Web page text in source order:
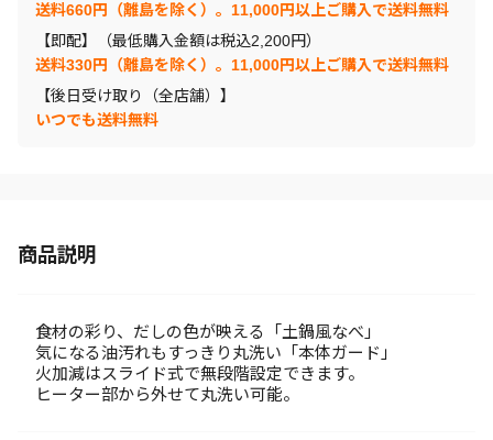
送料660円（離島を除く）。11,000円以上ご購入で送料無料
【即配】（最低購入金額は税込2,200円）
送料330円（離島を除く）。11,000円以上ご購入で送料無料
【後日受け取り（全店舗）】
いつでも送料無料
商品説明
食材の彩り、だしの色が映える「土鍋風なべ」
気になる油汚れもすっきり丸洗い「本体ガード」
火加減はスライド式で無段階設定できます。
ヒーター部から外せて丸洗い可能。